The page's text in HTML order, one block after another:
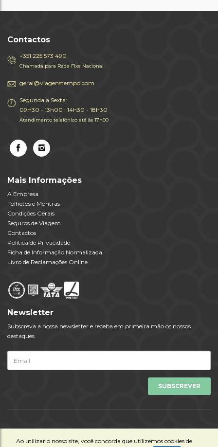
Contactos
+351 225 573 490
Chamada para Rede Fixa Nacional
geral@viagenstempo.com
Segunda a Sexta:
09H30 - 13h00 | 14h30 - 18h30
Atendimento telefónico até às 17h00
Mais Informações
A Empresa
Folhetos e Montras
Condições Gerais
Seguros de Viagem
Contactos
Política de Privacidade
Ficha de Informação Normalizada
Livro de Reclamações Online
Newsletter
Subscreva a nossa newsletter e receba em primeira mão os nossos
destaques
Todos os Direitos Reservados © Viagens Tempo 2023 | Powered by
Ao utilizar o nosso site, você concorda que utilizemos cookies de